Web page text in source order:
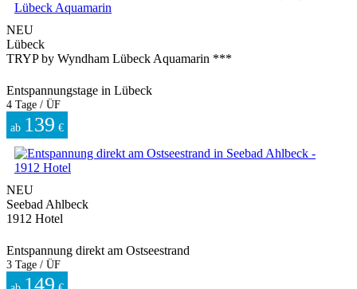
NEU
Lübeck
TRYP by Wyndham Lübeck Aquamarin ***
Entspannungstage in Lübeck
4 Tage / ÜF
ab 139 €
NEU
Seebad Ahlbeck
1912 Hotel
Entspannung direkt am Ostseestrand
3 Tage / ÜF